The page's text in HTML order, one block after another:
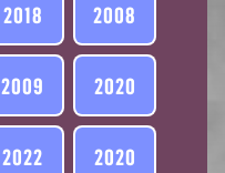
2018 2008
2009 2020
2022 2020